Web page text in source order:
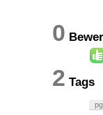
0
2